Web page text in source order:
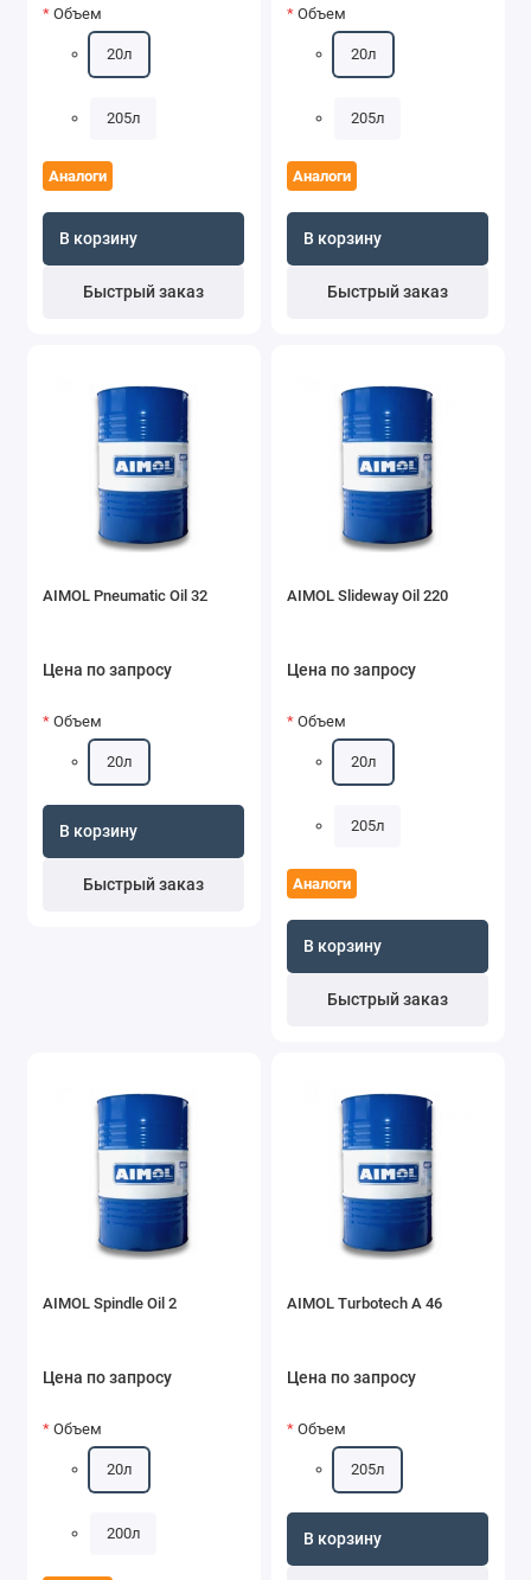
Аналоги
Объем
20л
205л
В корзину
Быстрый заказ
Аналоги
Объем
20л
205л
В корзину
Быстрый заказ
AIMOL Pneumatic Oil 32
Цена по запросу
Объем
20л
В корзину
Быстрый заказ
AIMOL Slideway Oil 220
Цена по запросу
Аналоги
Объем
20л
205л
В корзину
Быстрый заказ
AIMOL Spindle Oil 2
Цена по запросу
Объем
20л
200л
AIMOL Turbotech A 46
Цена по запросу
Объем
205л
В корзину